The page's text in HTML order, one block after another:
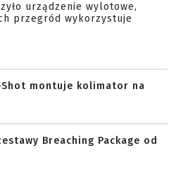
urządzenie wylotowe,
przegród wykorzystuje
Shot montuje kolimator na
Breaching Package od